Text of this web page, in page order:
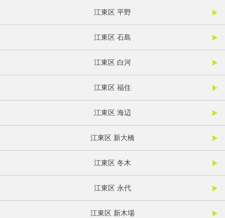
江東区 平野
江東区 石島
江東区 白河
江東区 福住
江東区 海辺
江東区 新大橋
江東区 冬木
江東区 永代
江東区 新木場